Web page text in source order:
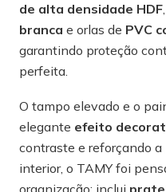
de alta densidade HDF
branca e orlas de PVC
garantindo proteção
perfeita.
O tampo elevado e o
elegante efeito
contraste e reforçando
interior, o TAMY foi